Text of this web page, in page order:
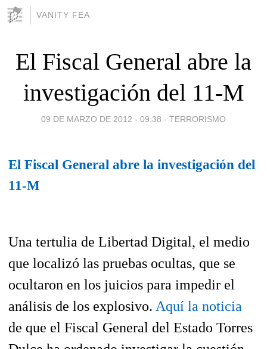
VANITY FEA
El Fiscal General abre la
investigación del 11-M
09 DE MARZO DE 2012 - 09:38 - TERRORISMO
El Fiscal General abre la investigación del
11-M
Una tertulia de Libertad Digital, el medio
que localizó las pruebas ocultas, que se
ocultaron en los juicios para impedir el
análisis de los explosivo. Aquí la noticia
de que el Fiscal General del Estado Torres